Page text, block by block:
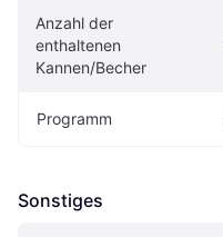
Anzahl der
enthaltenen
Kannen/Becher
Programm
Sonstiges